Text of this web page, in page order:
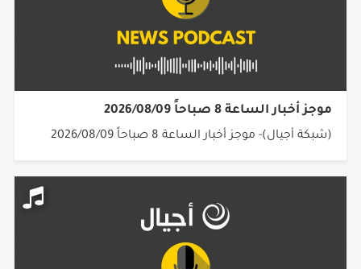
موجز أخبار الساعة 8 صباحاً 2026/08/09
(شبكة أجيال)- موجز أخبار الساعة 8 صباحاً 2026/08/09